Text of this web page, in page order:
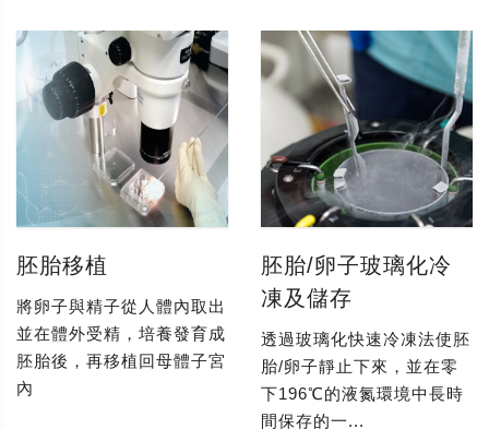
胚胎移植
將卵子與精子從人體內取出
並在體外受精，培養發育成
胚胎後，再移植回母體子宮
內
胚胎/卵子玻璃化冷
凍及儲存
透過玻璃化快速冷凍法使胚
胎/卵子靜止下來，並在零
下196℃的液氮環境中長時
間保存的一...